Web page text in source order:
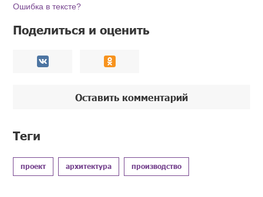
Ошибка в тексте?
Поделиться и оценить
Оставить комментарий
Теги
проект архитектура производство